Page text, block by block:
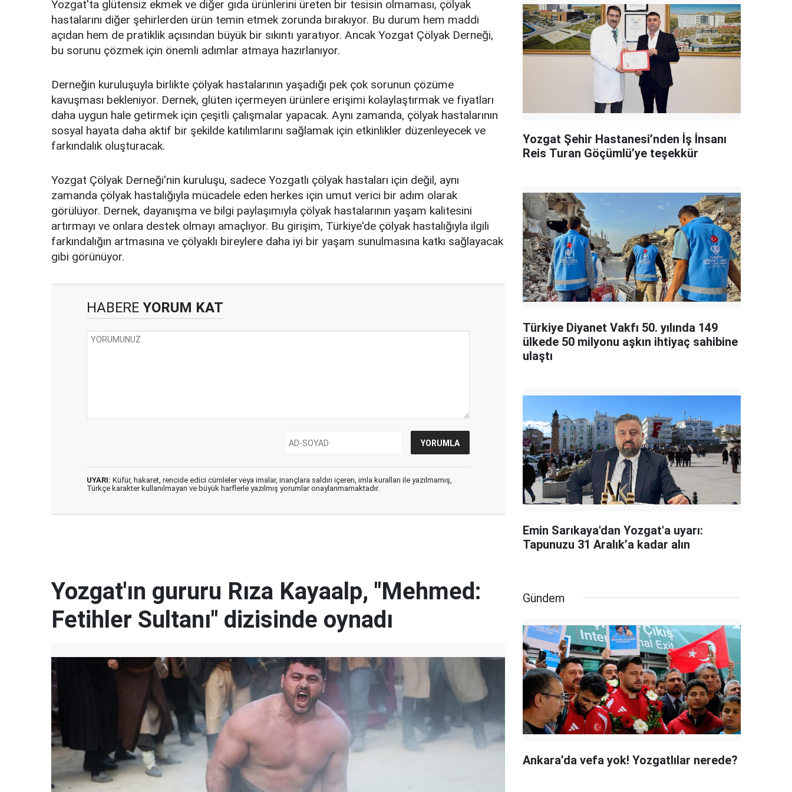
Yozgat'ta glütensiz ekmek ve diğer gıda ürünlerini üreten bir tesisin olmaması, çölyak
hastalarını diğer şehirlerden ürün temin etmek zorunda bırakıyor. Bu durum hem maddi
açıdan hem de pratiklik açısından büyük bir sıkıntı yaratıyor. Ancak Yozgat Çölyak Derneği,
bu sorunu çözmek için önemli adımlar atmaya hazırlanıyor.
Derneğin kuruluşuyla birlikte çölyak hastalarının yaşadığı pek çok sorunun çözüme
kavuşması bekleniyor. Dernek, glüten içermeyen ürünlere erişimi kolaylaştırmak ve fiyatları
daha uygun hale getirmek için çeşitli çalışmalar yapacak. Aynı zamanda, çölyak hastalarının
sosyal hayata daha aktif bir şekilde katılımlarını sağlamak için etkinlikler düzenleyecek ve
farkındalık oluşturacak.
Yozgat Çölyak Derneği'nin kuruluşu, sadece Yozgatlı çölyak hastaları için değil, aynı
zamanda çölyak hastalığıyla mücadele eden herkes için umut verici bir adım olarak
görülüyor. Dernek, dayanışma ve bilgi paylaşımıyla çölyak hastalarının yaşam kalitesini
artırmayı ve onlara destek olmayı amaçlıyor. Bu girişim, Türkiye'de çölyak hastalığıyla ilgili
farkındalığın artmasına ve çölyaklı bireylere daha iyi bir yaşam sunulmasına katkı sağlayacak
gibi görünüyor.
HABERE YORUM KAT
UYARI: Küfür, hakaret, rencide edici cümleler veya imalar, inançlara saldırı içeren, imla kuralları ile yazılmamış,
Türkçe karakter kullanılmayan ve büyük harflerle yazılmış yorumlar onaylanmamaktadır.
Yozgat Şehir Hastanesi’nden İş İnsanı
Reis Turan Göçümlü’ye teşekkür
Türkiye Diyanet Vakfı 50. yılında 149
ülkede 50 milyonu aşkın ihtiyaç sahibine
ulaştı
Emin Sarıkaya'dan Yozgat'a uyarı:
Tapunuzu 31 Aralık’a kadar alın
Yozgat'ın gururu Rıza Kayaalp, "Mehmed:
Fetihler Sultanı" dizisinde oynadı
Gündem
Ankara’da vefa yok! Yozgatlılar nerede?